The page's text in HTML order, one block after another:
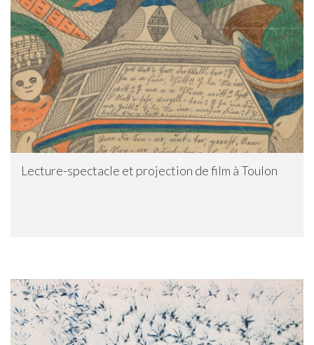
Lecture-spectacle et projection de film à Toulon